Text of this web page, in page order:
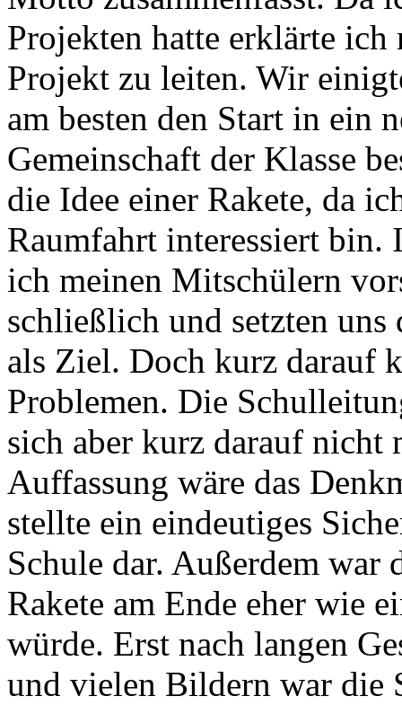
Projekten hatte erklärte ich
Projekt zu leiten. Wir
am besten den Start in ein
Gemeinschaft der Klasse
die Idee einer Rakete, da
Raumfahrt interessiert bin.
ich meinen Mitschülern
schließlich und setzten
als Ziel. Doch kurz darauf
Problemen. Die
sich aber kurz darauf nicht
Auffassung wäre das
stellte ein eindeutiges
Schule dar. Außerdem war
Rakete am Ende eher wie
würde. Erst nach langen
und vielen Bildern war